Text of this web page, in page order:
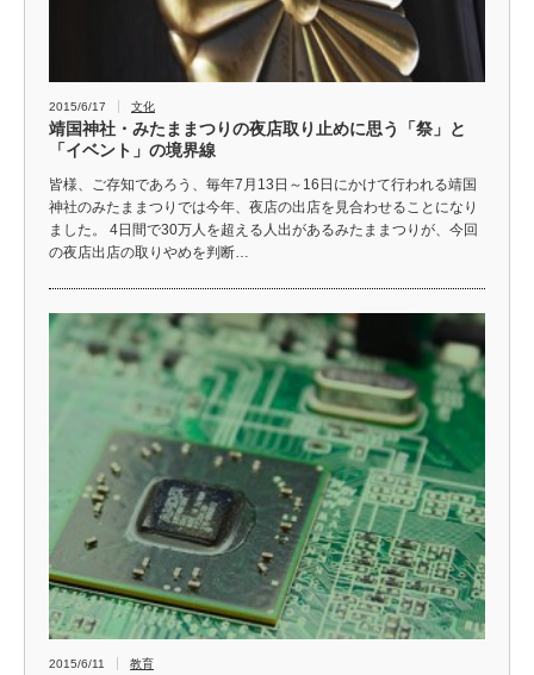
2015/6/17 文化
靖国神社・みたままつりの夜店取り止めに思う「祭」と
「イベント」の境界線
皆様、ご存知であろう、毎年7月13日～16日にかけて行われる靖国
神社のみたままつりでは今年、夜店の出店を見合わせることになり
ました。 4日間で30万人を超える人出があるみたままつりが、今回
の夜店出店の取りやめを判断…
2015/6/11 教育